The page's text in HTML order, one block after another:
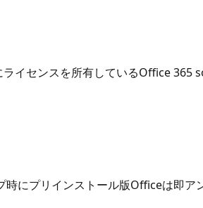
イセンスを所有しているOffice 365
にプリインストール版Officeは即ア